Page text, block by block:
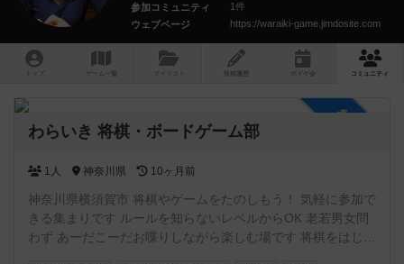
参加コミュニティ
1件
ウェブページ
https://waraiki-game.jimdosite.com
トップ ゲーム一覧 マイリスト 投稿履歴 ボ ドゲ コミュニティ
わらいき 将棋・ボードゲーム部
1人 神奈川県 10ヶ月前
神奈川県横須賀市 将棋やゲームをたのしもう！ 気軽に参加で
きる集まりです ルールを知らないレベルからOK 老若男女問
わず あーだこーだお喋りしながら楽しむ場です 将棋をはじ